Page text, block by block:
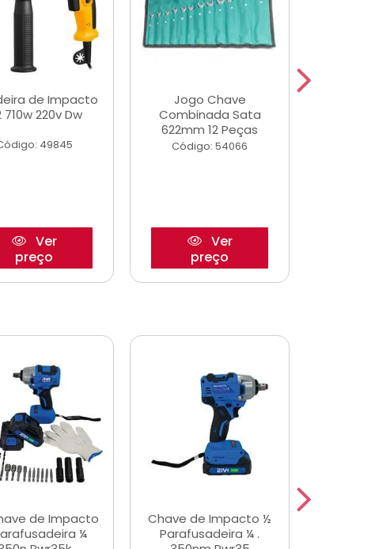
de Impacto
710w 220v Dw
49845
Ver
preço
Jogo Chave
Combinada Sata
622mm 12 Peças
Código: 54066
Ver
preço
de Impacto
¼
Chave de Impacto ½
Parafusadeira ¼ .